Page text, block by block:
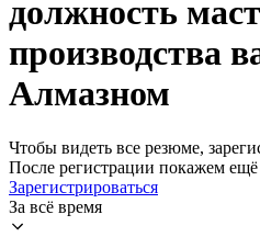
должность
производства
Алмазном
Чтобы видеть все резюме,
После регистрации покажем
Зарегистрироваться
За всё время